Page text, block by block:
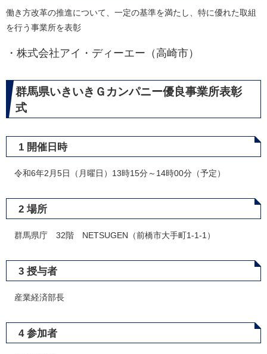
​働き方改革の推進について、一定の基準を満たし、特に優れた取組
を行う事業所を表彰
・株式会社アイ・ディーエー（高崎市）
群馬県いきいきＧカンパニー優良事業所表彰
式
1 開催日時
令和6年2月5日（月曜日）13時15分～14時00分（予定）
2 場所
群馬県庁 32階 NETSUGEN（前橋市大手町1-1-1）
3 授与者
産業経済部長
4 参加者